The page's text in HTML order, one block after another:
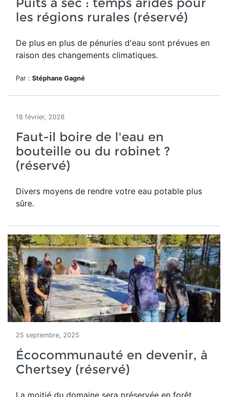
les régions rurales (réservé)
De plus en plus de pénuries d'eau sont prévues en
raison des changements climatiques.
Par : Stéphane Gagné
18 février, 2026
Faut-il boire de l'eau en
bouteille ou du robinet ?
(réservé)
Divers moyens de rendre votre eau potable plus
sûre.
25 septembre, 2025
Écocommunauté en devenir, à
Chertsey (réservé)
La moitié du domaine sera préservée en forêt